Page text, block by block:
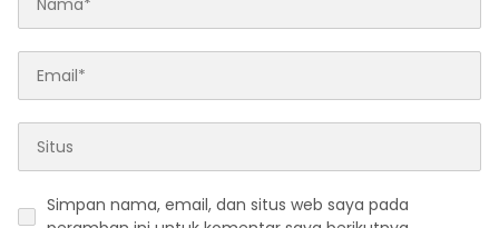
Simpan nama, email, dan situs web saya pada